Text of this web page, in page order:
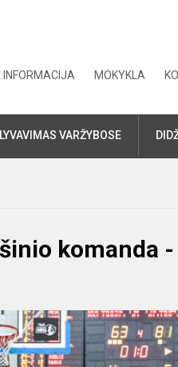
INFORMACIJA MOKYKLA
VARŽYBOSE
komanda -